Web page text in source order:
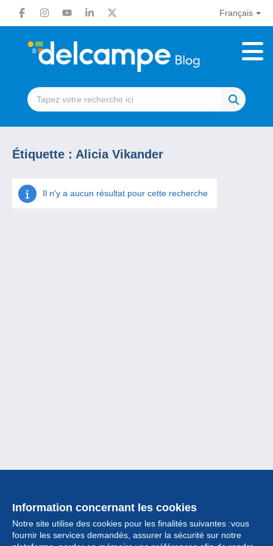
Français
Étiquette : Alicia Vikander
Il n'y a aucun résultat pour cette recherche
Information concernant les cookies
Notre site utilise des cookies pour les finalités suivantes :vous
fournir les services demandés, assurer la sécurité sur notre